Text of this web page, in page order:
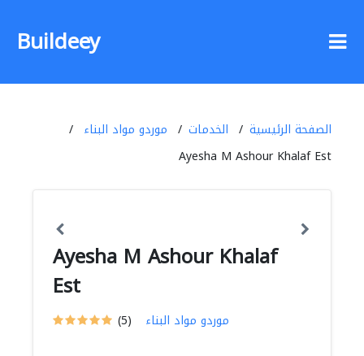
Buildeey
الصفحة الرئيسية الخدمات
موردو مواد البناء
Ayesha M Ashour Khalaf Est
Ayesha M Ashour Khalaf
Est
(5) موردو مواد البناء